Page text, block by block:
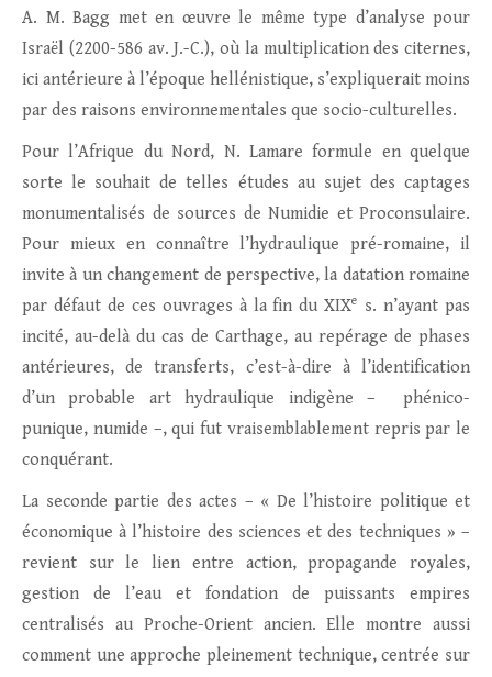
A. M. Bagg met en œuvre le même type d’analyse pour
Israël (2200-586 av. J.-C.), où la multiplication des citernes,
ici antérieure à l’époque hellénistique, s’expliquerait moins
par des raisons environnementales que socio-culturelles.
Pour l’Afrique du Nord, N. Lamare formule en quelque
sorte le souhait de telles études au sujet des captages
monumentalisés de sources de Numidie et Proconsulaire.
Pour mieux en connaître l’hydraulique pré-romaine, il
invite à un changement de perspective, la datation romaine
par défaut de ces ouvrages à la fin du XIXe
s. n’ayant pas
incité, au-delà du cas de Carthage, au repérage de phases
antérieures, de transferts, c’est-à-dire à l’identification
d’un probable art hydraulique indigène – phénico-
punique, numide –, qui fut vraisemblablement repris par le
conquérant.
La seconde partie des actes – « De l’histoire politique et
économique à l’histoire des sciences et des techniques » –
revient sur le lien entre action, propagande royales,
gestion de l’eau et fondation de puissants empires
centralisés au Proche-Orient ancien. Elle montre aussi
comment une approche pleinement technique, centrée sur